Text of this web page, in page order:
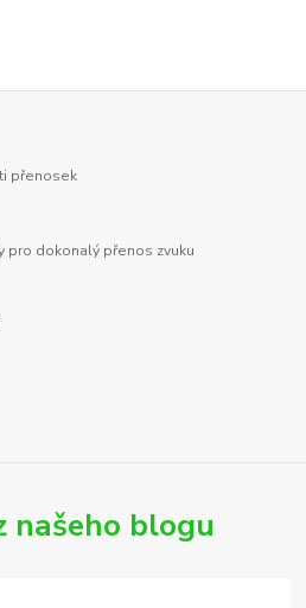
přenosek
pro dokonalý přenos zvuku
našeho blogu